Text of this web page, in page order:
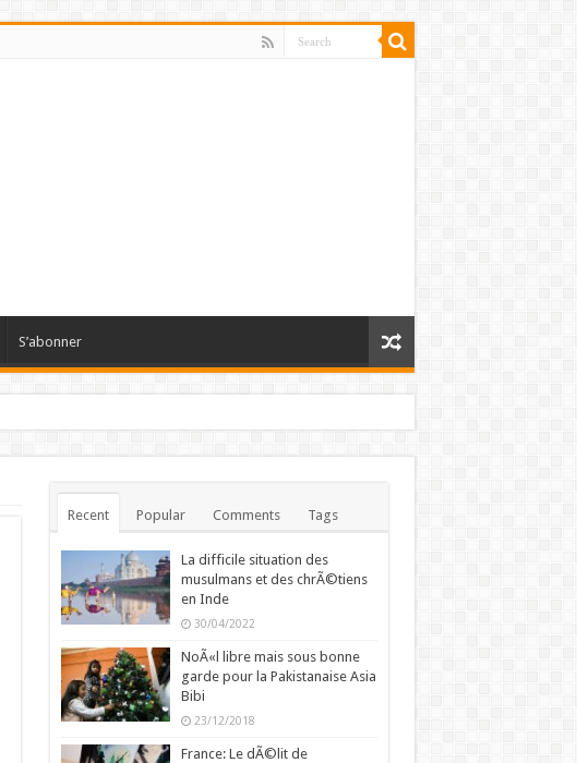
S’abonner
Recent Popular Comments Tags
La difficile situation des
musulmans et des chrÃ©tiens
en Inde
30/04/2022
NoÃ«l libre mais sous bonne
garde pour la Pakistanaise Asia
Bibi
23/12/2018
France: Le dÃ©lit de